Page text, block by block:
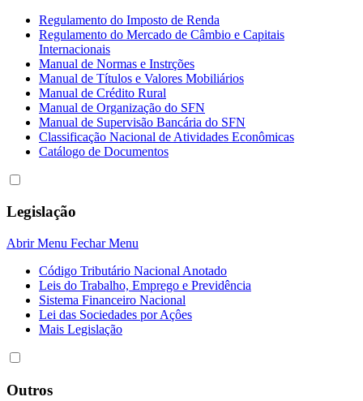
Regulamento do Imposto de Renda
Regulamento do Mercado de Câmbio e Capitais
Internacionais
Manual de Normas e Instrções
Manual de Títulos e Valores Mobiliários
Manual de Crédito Rural
Manual de Organização do SFN
Manual de Supervisão Bancária do SFN
Classificação Nacional de Atividades Econômicas
Catálogo de Documentos
Legislação
Abrir Menu Fechar Menu
Código Tributário Nacional Anotado
Leis do Trabalho, Emprego e Previdência
Sistema Financeiro Nacional
Lei das Sociedades por Açôes
Mais Legislação
Outros